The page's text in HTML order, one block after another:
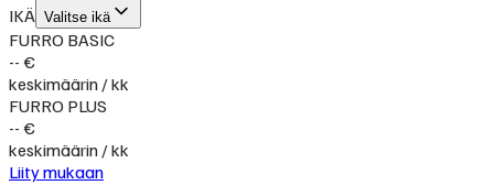
IKÄ Valitse ikä
FURRO BASIC
-- €
keskimäärin / kk
FURRO PLUS
-- €
keskimäärin / kk
Liity mukaan